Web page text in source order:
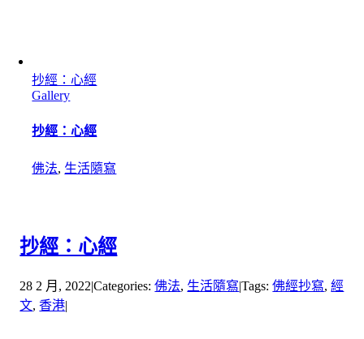
抄經：心經
Gallery
抄經：心經
佛法, 生活隨寫
抄經：心經
28 2 月, 2022|Categories:佛法, 生活隨寫|Tags:佛經抄寫,經
文,香港|